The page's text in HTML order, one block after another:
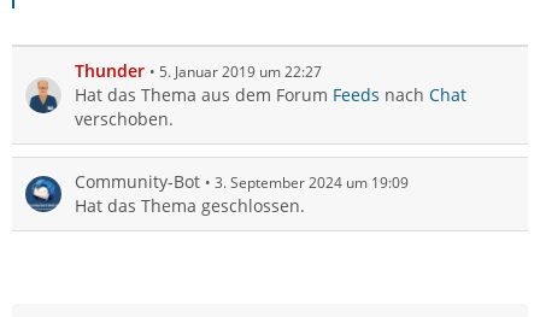
Thunder 5. Januar 2019 um 22:27
Hat das Thema aus dem Forum Feeds nach Chat
verschoben.
Community-Bot 3. September 2024 um 19:09
Hat das Thema geschlossen.